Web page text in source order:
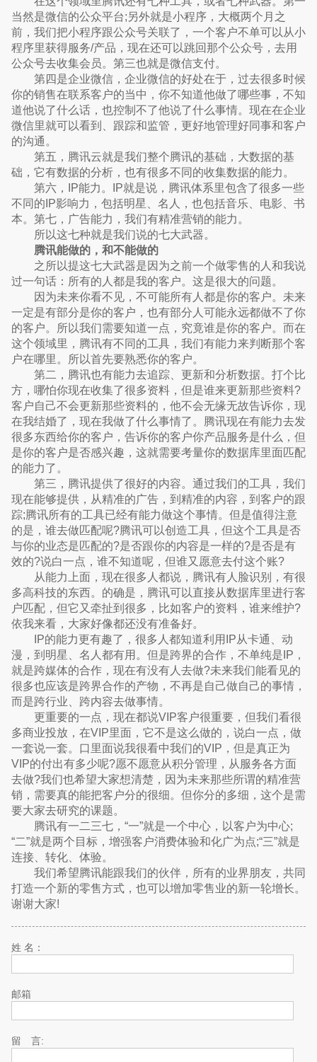
当然是微信的公众平台;另外就是小程序，大概两个月之
前，我们把小程序跟公众号关联了，一个客户不单可以从小
程序里获得服务/产品，现在还可以跳回那个公众号，去用
公众号去收集会员。第三也就是微信支付。
第四是企业微信，企业微信的好处在于，过去很多时候
你的销售在联系客户的当中，你不知道他做了哪些事，不知
道他说了什么话，也控制不了他说了什么事情。现在在企业
微信里就可以看到、跟踪和监管，更好地管理好同事和客户
的沟通。
第五，腾讯云就是我们整个腾讯的基础，大数据的基
础，它有数据的分析，也有很多不同的收集数据的能力。
第六，IP能力。IP就是说，腾讯体系里包含了很多一些
不同的IP影响力，包括明星、名人，也包括音乐、电影、书
本。第七，广告能力，我们有精准营销的能力。
所以这七种就是我们说的七大武器。
腾讯能做的，和不能做的
之所以提这七大武器是因为之前一个做零售的人和我说
过一句话：所有的人都是我的客户。这是很大的问题。
因为未来你看不见，不可能所有人都是你的客户。未来
一定是有部分是你的客户，也有部分人可能永远都做不了你
的客户。所以我们需要知道一点，究竟谁是你的客户。而在
这个领域里，腾讯有不同的工具，我们有能力来判断那个客
户在哪里。所以首先要熟悉你的客户。
第二，腾讯也有能力去追踪、更新和分析数据。打个比
方，哪怕你现在收集了很多资料，但是谁来更新那些资料?
客户自己不会更新那些资料的，他不会无缘无故告诉你，现
在我结婚了，现在我做了什么事情了。腾讯现在有能力去发
很多东西给你的客户，告诉你的客户你产品服务是什么，但
是你的客户是否感兴趣，这就需要考量你的数据库里面匹配
的能力了。
第三，腾讯提供了很好的内容。通过我们的工具，我们
现在能够提供，从精准的广告，到精准的内容，到客户的跟
踪;腾讯所有的工具已经有能力做这个事情。但是值得注意
的是，谁去做匹配呢?腾讯可以创造工具，但这个工具是否
与你的业态是匹配的?是否跟你的内容是一样的?是否是有
效的?说白一点，谁不知道呢，但谁又愿意去付这个账?
从能力上面，现在很多人都说，腾讯有人脸识别，有很
多高科技的东西。的确是，腾讯可以直接从数据库里进行客
户匹配，但它又牵扯到很多，比如客户的资料，谁来维护?
依我来看，大家好像都还没有准备好。
IP的能力更有趣了，很多人都知道利用IP从卡通、动
漫，到明星、名人都有用。但是跨界的合作，不单纯是IP，
就是跨媒体的合作，现在有没有人去做?未来我们能看见的
很多也应该是跨界合作的产物，不再是自己做自己的事情，
而是跨行业、跨内容去做事情。
更重要的一点，现在都说VIP客户很重要，但我们看很
多商业投放，在VIP里面，它不是这么做的，说白一点，做
一套说一套。口里面说我很看中我们的VIP，但是真正为
VIP的付出有多少呢?愿不愿意从积分管理，从服务各方面
去做?我们也希望大家想清楚，因为未来那些所谓的精准营
销，需要真的能把客户分的很细。但你分的多细，这个是需
要大家去研究的课题。
腾讯有一二三七，“一”就是一个中心，以客户为中心;
“二”就是两个目标，增强客户消费体验和化广为点;“三”就是
连接、转化、体验。
我们希望腾讯能跟我们的伙伴，所有的业界朋友，共同
打造一个新的零售方式，也可以增加零售业的新一轮增长。
谢谢大家!
姓 名：
邮箱
留 言: